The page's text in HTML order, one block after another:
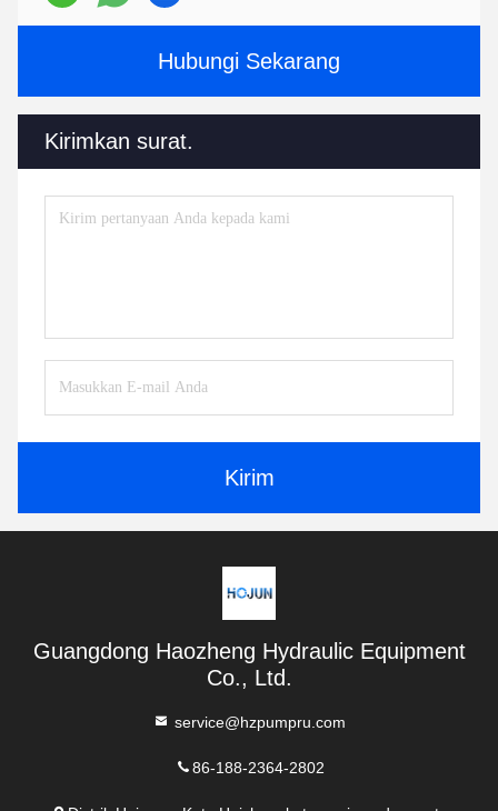
Hubungi Sekarang
Kirimkan surat.
Kirim
Guangdong Haozheng Hydraulic Equipment
Co., Ltd.
service@hzpumpru.com
86-188-2364-2802